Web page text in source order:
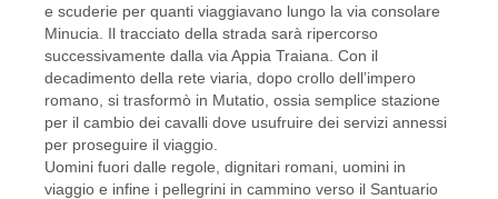
e scuderie per quanti viaggiavano lungo la via consolare
Minucia. Il tracciato della strada sarà ripercorso
successivamente dalla via Appia Traiana. Con il
decadimento della rete viaria, dopo crollo dell’impero
romano, si trasformò in Mutatio, ossia semplice stazione
per il cambio dei cavalli dove usufruire dei servizi annessi
per proseguire il viaggio.
Uomini fuori dalle regole, dignitari romani, uomini in
viaggio e infine i pellegrini in cammino verso il Santuario